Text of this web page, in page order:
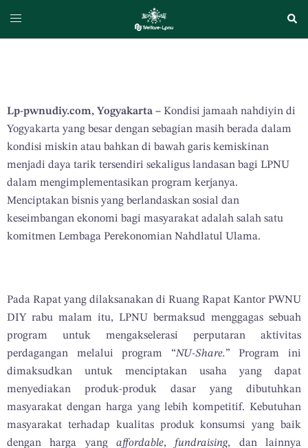
Lp-pwnudiy.com, Yogyakarta – Kondisi jamaah nahdiyin di
Yogyakarta yang besar dengan sebagian masih berada dalam
kondisi miskin atau bahkan di bawah garis kemiskinan
menjadi daya tarik tersendiri sekaligus landasan bagi LPNU
dalam mengimplementasikan program kerjanya.
Menciptakan bisnis yang berlandaskan sosial dan
keseimbangan ekonomi bagi masyarakat adalah salah satu
komitmen Lembaga Perekonomian Nahdlatul Ulama.
Pada Rapat yang dilaksanakan di Ruang Rapat Kantor PWNU
DIY rabu malam itu, LPNU bermaksud menggagas sebuah
program untuk mengakselerasi perputaran aktivitas
perdagangan melalui program “NU-Share.” Program ini
dimaksudkan untuk menciptakan usaha yang dapat
menyediakan produk-produk dasar yang dibutuhkan
masyarakat dengan harga yang lebih kompetitif. Kebutuhan
masyarakat terhadap kualitas produk konsumsi yang baik
dengan harga yang affordable, fundraising, dan lainnya